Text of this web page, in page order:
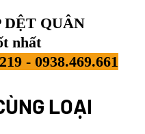
DỆT QUÂN
nhất
- 0938.469.661
LOẠI